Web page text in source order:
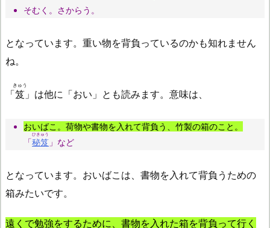
そむく。さからう。
となっています。重い物を背負っているのかも知れません
ね。
「笈
きゅう
」は他に「おい」とも読みます。意味は、
おいばこ。荷物や書物を入れて背負う、竹製の箱のこと。
「秘笈
ひきゅう
」など
となっています。おいばこは、書物を入れて背負うための
箱みたいです。
遠くで勉強をするために、書物を入れた箱を背負って行く